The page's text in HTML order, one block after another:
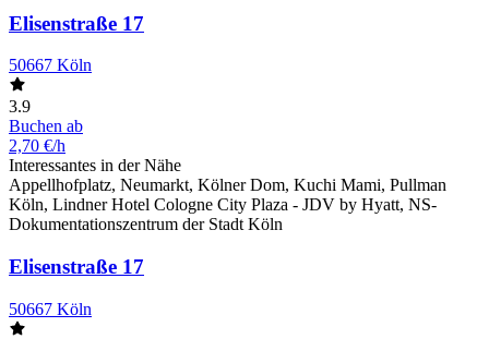
Elisenstraße 17
50667 Köln
3.9
Buchen ab
2,70 €/h
Interessantes in der Nähe
Appellhofplatz, Neumarkt, Kölner Dom, Kuchi Mami, Pullman
Köln, Lindner Hotel Cologne City Plaza - JDV by Hyatt, NS-
Dokumentationszentrum der Stadt Köln
Elisenstraße 17
50667 Köln